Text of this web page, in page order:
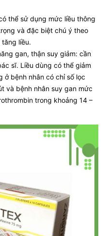
thể sử dụng mức liều thông
và đặc biệt chú ý theo
liều.
gan, thận suy giảm: cần
sĩ. Liều dùng có thể giảm
ở bệnh nhân có chỉ số lọc
và bệnh nhân suy gan mức
trong khoảng 14 –